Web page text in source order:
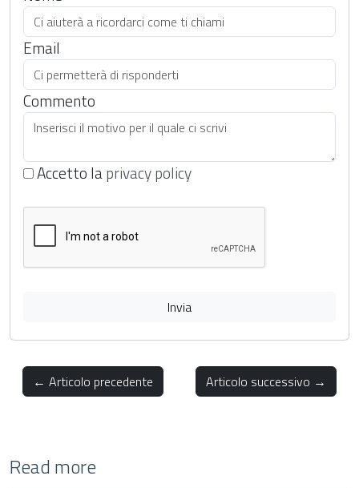
Email
Commento
Accetto laprivacy policy
Invia
← Articolo precedente Articolo successivo →
Read more